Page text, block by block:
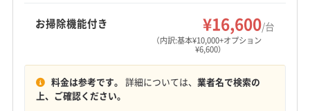
定休日
不定休
お掃除機能付き ¥16,600/台
（内訳:基本¥10,000+オプション
¥6,600）
料金は参考です。 詳細については、 業者名で検索の
上、ご確認ください。